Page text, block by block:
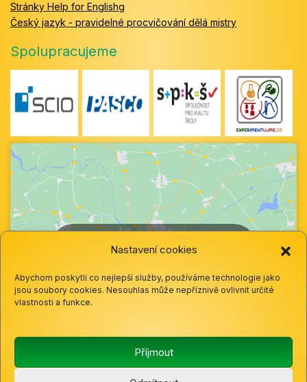
Nastavení cookies
Abychom poskytli co nejlepší služby, používáme technologie jako
jsou soubory cookies. Nesouhlas může nepříznivě ovlivnit určité
vlastnosti a funkce.
Příjmout
Stránky Help for Englishg
Český jazyk - pravidelné procvičování dělá mistry
Spolupracujeme
cookie a povolte tento obsah